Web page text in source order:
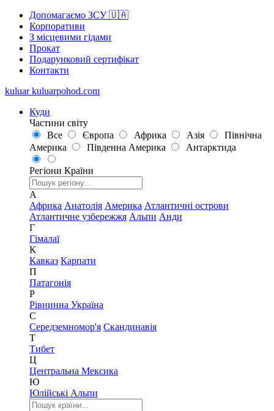
Допомагаємо ЗСУ 🇺🇦
Корпоративи
З місцевими гідами
Прокат
Подарунковий сертифікат
Контакти
kuluar kuluarpohod.com
Куди
Частини світу
Все
Європа Африка Азія
Північна
Америка
Південна Америка Антарктида
Регіони Країни
А
Африка Анатолія Америка Атлантичні острови
Атлантичне узбережжя Альпи Анди
Г
Гімалаї
К
Кавказ Карпати
П
Патагонія
Р
Рівнинна Україна
С
Середземномор'я Скандинавія
Т
Тибет
Ц
Центральна Мексика
Ю
Юлійські Альпи